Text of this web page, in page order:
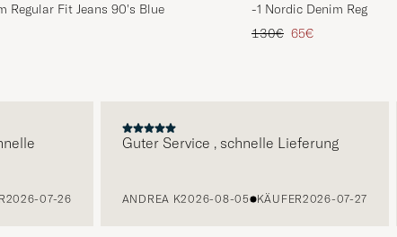
Regular Fit Jeans 90's Blue
Preis
-1 Nordic Denim Regular
Regulärer Preis
130€ Reduzierter Preis
65€
07-26
Guter Service , schnelle Lieferung
ANDREA K2026-08-05 KÄUFER2026-07-27